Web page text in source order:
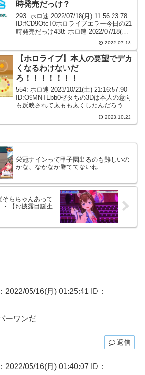
時発売だっけ？
293: ホロ速 2022/07/18(月) 11:56:23.78
ID:fCD9OtoT0ホロライブエラー今日の21
時発売だっけ438: ホロ速 2022/07/18(月)
15:04:00.28 ID:jQlVrgJg0ERRORって...
2022.07.18
【ホロライブ】本人の要望でデカ
くなるわけないだ
ろ！！！！！！！
554: ホロ速 2023/10/21(土) 21:16:57.90
ID:O9MNTEbb0ゼタちの3Dは本人の意向
も反映されて太もも太くしたんだろうか
明らかに意図して太くしてるよね620: ホ
2023.10.22
栄冠ナインって甲子園出るのも難しいの
かな、なかなか勝ててないね
そらちゃんあって
【お披露目誕生
2022/05/16(月) 01:25:41
ID：
ーワンだ
返信
2022/05/16(月) 01:40:07
ID：